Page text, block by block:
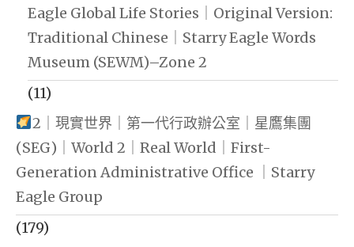
Eagle Global Life Stories｜Original Version:
Traditional Chinese｜Starry Eagle Words
Museum (SEWM)–Zone 2
(11)
2｜現實世界｜第一代行政辦公室｜星鷹集團
(SEG)｜World 2｜Real World｜First-
Generation Administrative Office ｜Starry
Eagle Group
(179)